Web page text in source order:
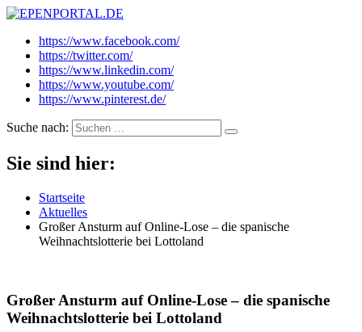
EPENPORTAL.DE
Epische News aus Politik, Finanzen & Gesellschaft
https://www.facebook.com/
https://twitter.com/
https://www.linkedin.com/
https://www.youtube.com/
https://www.pinterest.de/
Suche nach:
Sie sind hier:
Startseite
Aktuelles
Großer Ansturm auf Online-Lose – die spanische
Weihnachtslotterie bei Lottoland
Großer Ansturm auf Online-Lose – die spanische
Weihnachtslotterie bei Lottoland